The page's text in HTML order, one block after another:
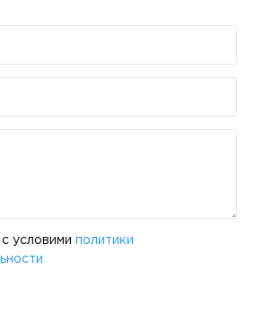
условими политики